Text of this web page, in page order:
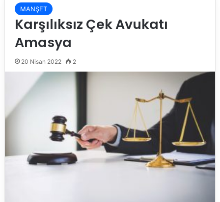
MANŞET
Karşılıksız Çek Avukatı
Amasya
20 Nisan 2022 2